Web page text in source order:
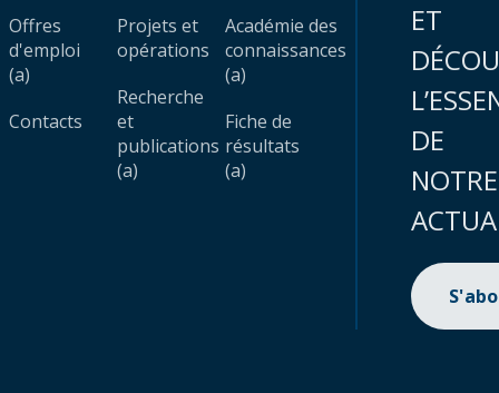
Offres
d'emploi
(a)
Contacts
Projets et
opérations
Recherche
et
publications
(a)
Académie des
connaissances
(a)
Fiche de
résultats
(a)
ET
DE
NOTRE